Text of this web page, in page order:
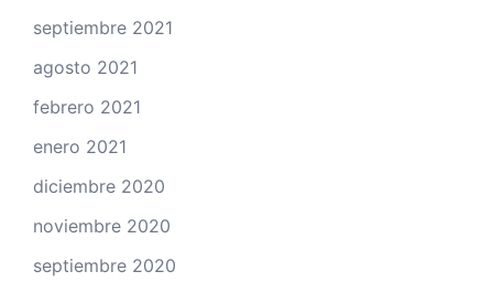
septiembre 2021
agosto 2021
febrero 2021
enero 2021
diciembre 2020
noviembre 2020
septiembre 2020